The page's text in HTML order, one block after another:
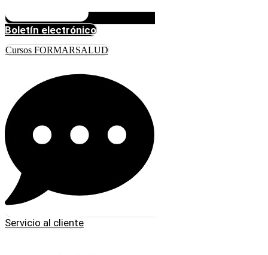
Boletín electrónico
Cursos FORMARSALUD
Servicio al cliente